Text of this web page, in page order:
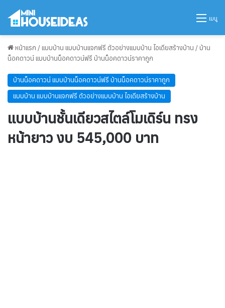
เมนู
หน้าแรก / แบบบ้าน แบบบ้านแจกฟรี ตัวอย่างแบบบ้าน ไอเดียสร้างบ้าน / บ้าน
น็อคดาวน์ แบบบ้านน็อคดาวน์ฟรี บ้านน็อคดาวน์ราคาถูก
บ้านน็อคดาวน์ แบบบ้านน็อคดาวน์ฟรี บ้านน็อคดาวน์ราคาถูก
แบบบ้าน แบบบ้านแจกฟรี ตัวอย่างแบบบ้าน ไอเดียสร้างบ้าน
แบบบ้านชั้นเดียวสไตล์โมเดิร์น ทรง
หน้ายาว งบ 545,000 บาท